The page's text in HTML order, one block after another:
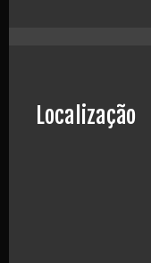
Localização